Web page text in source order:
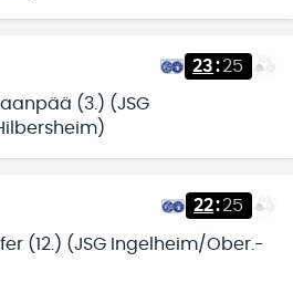
23:25
(3.) (JSG
22:25
(12.) (JSG Ingelheim/Ober.-